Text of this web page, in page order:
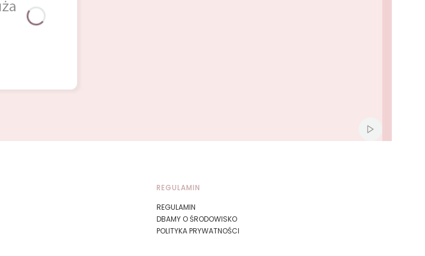
Włącz
REGULAMIN
REGULAMIN
DBAMY O ŚRODOWISKO
POLITYKA PRYWATNOŚCI